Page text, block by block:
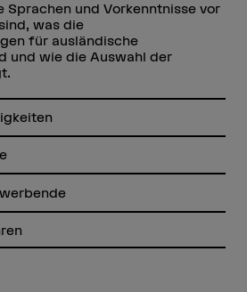
Sprachen und Vorkenntnisse vor
was die
für ausländische
und wie die Auswahl der